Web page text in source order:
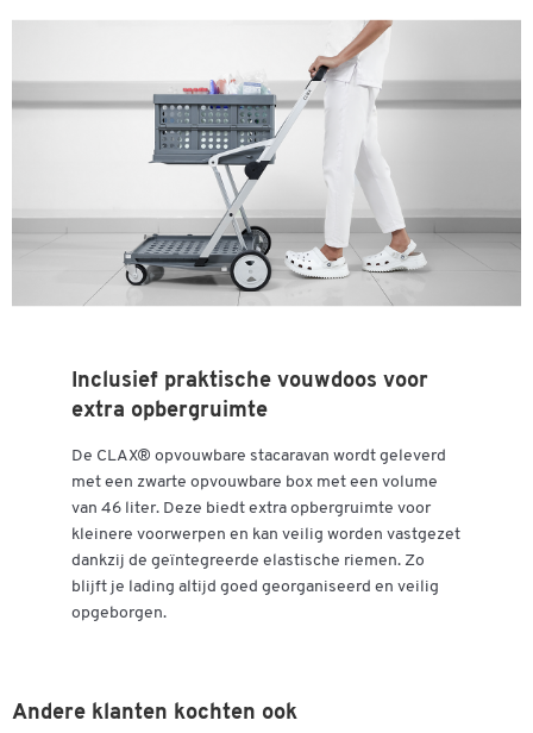
Inclusief praktische vouwdoos voor
extra opbergruimte
De CLAX® opvouwbare stacaravan wordt geleverd
met een zwarte opvouwbare box met een volume
van 46 liter. Deze biedt extra opbergruimte voor
kleinere voorwerpen en kan veilig worden vastgezet
dankzij de geïntegreerde elastische riemen. Zo
blijft je lading altijd goed georganiseerd en veilig
opgeborgen.
Andere klanten kochten ook